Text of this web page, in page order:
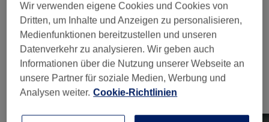
Nagelmodellage - Neu Set Mit Acryl (1) ab CHF 72
Manicure & Pedicure (3) ab CHF 27
Unsere Arbeit
Wir verwenden eigene Cookies und Cookies von
Dritten, um Inhalte und Anzeigen zu personalisieren,
Medienfunktionen bereitzustellen und unseren
Datenverkehr zu analysieren. Wir geben auch
Informationen über die Nutzung unserer Webseite an
unsere Partner für soziale Medien, Werbung und
Analysen weiter. Cookie-Richtlinien